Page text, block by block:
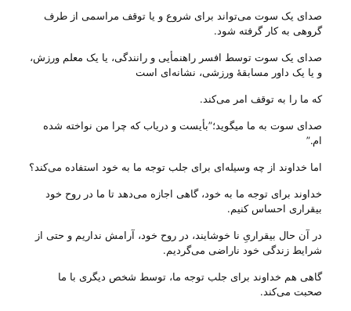
صدای یک سوت می‌‌تواند برای شروع و یا توقف مراسمی از طرف
گروهی به کار گرفته شود.
صدای یک سوت توسط افسر راهنمأیی و رانندگی، یا یک معلم ورزش،
و یا یک داور مسابقهٔ ورزشی، نشانه‌ای است
که ما را به توقف امر می‌‌کند.
صدای سوت به ما میگوید؛”بأیست و دریاب که چرا من نواخته شده
ام.”
اما خداوند از چه وسیله‌ای برای جلب توجه ما به خود استفاده می‌‌کند؟
خداوند برای توجه ما به خود، گاهی اجازه می‌‌دهد تا ما در روح خود
بیقراری احساس کنیم.
در آن حال بیقراریِ نا خوشایند، در روح خود، آرامش نداریم و حتی از
شرایط زندگی خود ناراضی می‌‌گردیم.
گاهی هم خداوند برای جلب توجه ما، توسط شخص دیگری با ما
صحبت می‌‌کند.